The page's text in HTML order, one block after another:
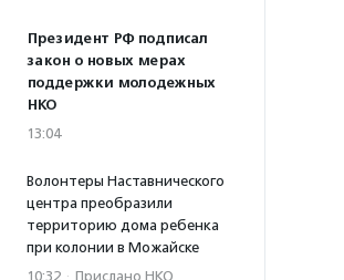
Президент РФ подписал
закон о новых мерах
поддержки молодежных
НКО
13:04
Волонтеры Наставнического
центра преобразили
территорию дома ребенка
при колонии в Можайске
10:32 · Прислано НКО